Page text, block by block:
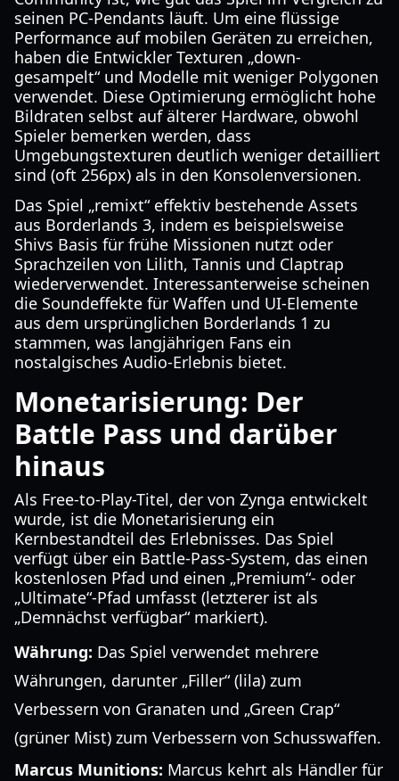
seinen PC-Pendants läuft. Um eine flüssige
Performance auf mobilen Geräten zu erreichen,
haben die Entwickler Texturen „down-
gesampelt“ und Modelle mit weniger Polygonen
verwendet. Diese Optimierung ermöglicht hohe
Bildraten selbst auf älterer Hardware, obwohl
Spieler bemerken werden, dass
Umgebungstexturen deutlich weniger detailliert
sind (oft 256px) als in den Konsolenversionen.
Das Spiel „remixt“ effektiv bestehende Assets
aus Borderlands 3, indem es beispielsweise
Shivs Basis für frühe Missionen nutzt oder
Sprachzeilen von Lilith, Tannis und Claptrap
wiederverwendet. Interessanterweise scheinen
die Soundeffekte für Waffen und UI-Elemente
aus dem ursprünglichen Borderlands 1 zu
stammen, was langjährigen Fans ein
nostalgisches Audio-Erlebnis bietet.
Monetarisierung: Der
Battle Pass und darüber
hinaus
Als Free-to-Play-Titel, der von Zynga entwickelt
wurde, ist die Monetarisierung ein
Kernbestandteil des Erlebnisses. Das Spiel
verfügt über ein Battle-Pass-System, das einen
kostenlosen Pfad und einen „Premium“- oder
„Ultimate“-Pfad umfasst (letzterer ist als
„Demnächst verfügbar“ markiert).
Währung: Das Spiel verwendet mehrere
Währungen, darunter „Filler“ (lila) zum
Verbessern von Granaten und „Green Crap“
(grüner Mist) zum Verbessern von Schusswaffen.
Marcus Munitions: Marcus kehrt als Händler für